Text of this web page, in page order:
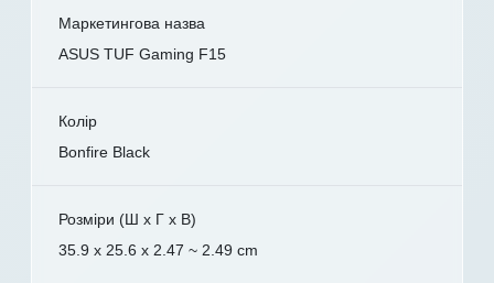
Маркетингова назва
ASUS TUF Gaming F15
Колір
Bonfire Black
Розміри (Ш x Г x В)
35.9 x 25.6 x 2.47 ~ 2.49 cm